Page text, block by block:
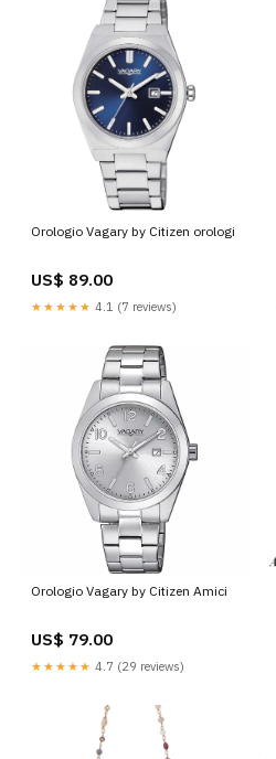
Orologio Vagary by Citizen orologi
US$ 89.00
★★★★★ 4.1 (7 reviews)
Orologio Vagary by Citizen Amici
US$ 79.00
★★★★★ 4.7 (29 reviews)